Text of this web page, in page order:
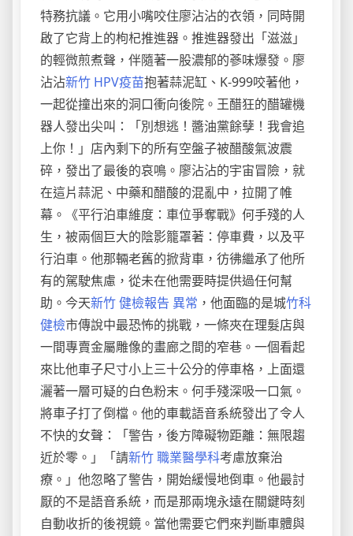
特務抗議。它用小嘴咬住廖沾沾的衣領，同時開
啟了它背上的枸杞推進器。推進器發出「滋滋」
的輕微煎煮聲，伴隨著一股濃郁的蔘味爆發。廖
沾沾新竹 HPV疫苗抱著蒜泥缸、K-999咬著他，
一起從撞出來的洞口衝向後院。王醋狂的醋罐機
器人發出尖叫：「別想逃！醬油黨餘孽！我會追
上你！」店內剩下的所有空盤子被醋酸氣波震
碎，發出了最後的哀鳴。廖沾沾的宇宙冒險，就
在這片蒜泥、中藥和醋酸的混亂中，拉開了帷
幕。《平行泊車維度：車位爭奪戰》何手殘的人
生，被兩個巨大的陰影籠罩著：停車費，以及平
行泊車。他那輛老舊的掀背車，彷彿繼承了他所
有的駕駛焦慮，從未在他需要時提供過任何幫
助。今天新竹 健檢報告 異常 ，他面臨的是城竹科
健檢市傳說中最恐怖的挑戰，一條夾在理髮店與
一間專賣金屬雕像的畫廊之間的窄巷。一個看起
來比他車子尺寸小上三十公分的停車格，上面還
灑著一層可疑的白色粉末。何手殘深吸一口氣。
將車子打了倒檔。他的車載語音系統發出了令人
不快的女聲：「警告，後方障礙物距離：無限趨
近於零。」「請新竹 職業醫學科考慮放棄治
療。」他忽略了警告，開始緩慢地倒車。他最討
厭的不是語音系統，而是那兩塊永遠在關鍵時刻
自動收折的後視鏡。當他需要它們來判斷車體與